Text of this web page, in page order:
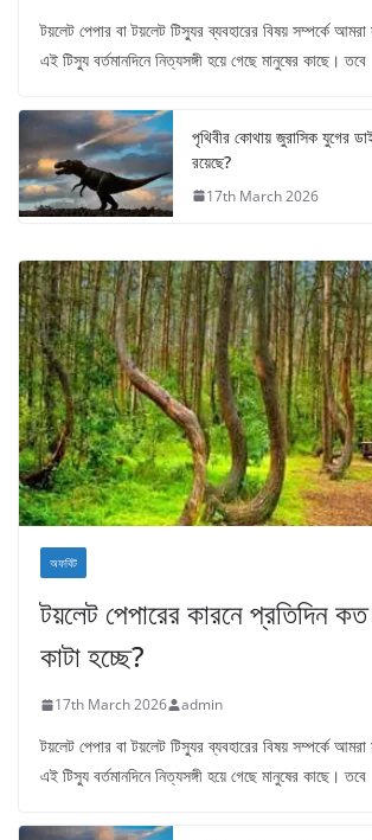
টয়লেট পেপার বা টয়লেট টিস্যুর ব্যবহারের বিষয় সম্পর্কে
এই টিস্যু বর্তমানদিনে নিত্যসঙ্গী হয়ে গেছে মানুষের কাছে। তবে
পৃথিবীর কোথায় জুরাসিক যুগের
রয়েছে?
17th March 2026
অফবিট
টয়লেট পেপারের কারনে প্রতিদিন
কাটা হচ্ছে?
17th March 2026 admin
টয়লেট পেপার বা টয়লেট টিস্যুর ব্যবহারের বিষয় সম্পর্কে
এই টিস্যু বর্তমানদিনে নিত্যসঙ্গী হয়ে গেছে মানুষের কাছে। তবে